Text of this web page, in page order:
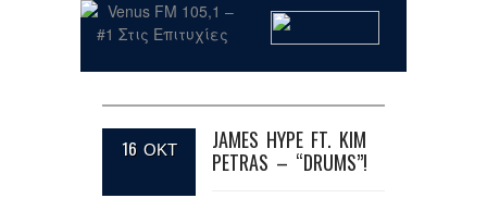
16 ΟΚΤ
JAMES HYPE FT. KIM
PETRAS – “DRUMS”!